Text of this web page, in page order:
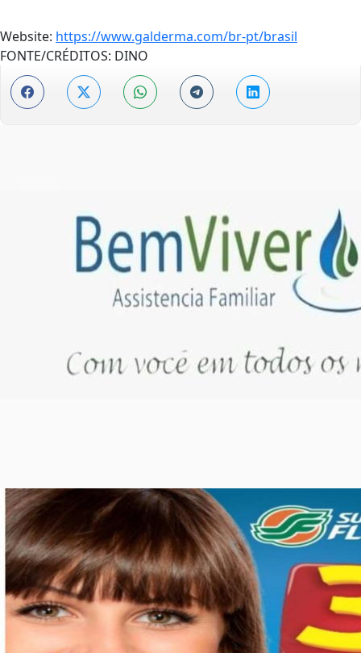
Website: https://www.galderma.com/br-pt/brasil
FONTE/CRÉDITOS: DINO